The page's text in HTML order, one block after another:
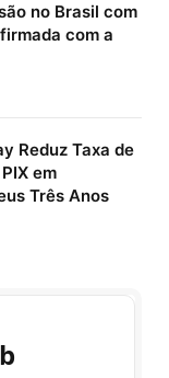
no Brasil com
com a
Reduz Taxa de
em
Três Anos